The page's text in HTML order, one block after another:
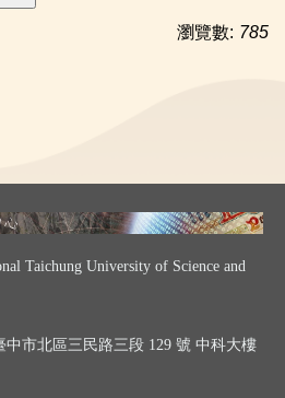
瀏覽數: 785
Taichung University of Science and
中市北區三民路三段 129 號 中科大樓